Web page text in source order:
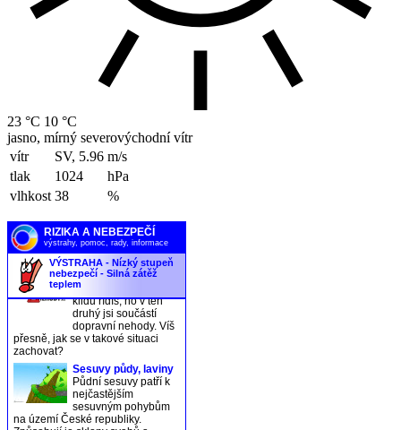
23 °C 10 °C
jasno, mírný severovýchodní vítr
vítr
SV, 5.96 m/s
tlak
1024
hPa
vlhkost 38 %